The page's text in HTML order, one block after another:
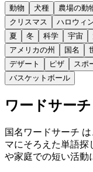
動物 犬種 農場の動
クリスマス
ハロウィ
夏
冬 科学 宇宙
アメリカの州
国名
デザート
ピザ スポ
バスケットボール
ワードサー
国名ワードサーチ
マにそろえた単語探
や家庭での短い活動